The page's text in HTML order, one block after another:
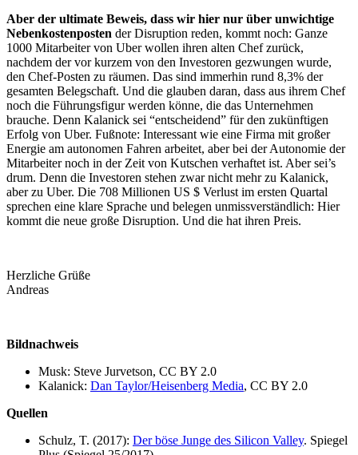
Aber der ultimate Beweis, dass wir hier nur über unwichtige
Nebenkostenposten der Disruption reden, kommt noch: Ganze
1000 Mitarbeiter von Uber wollen ihren alten Chef zurück,
nachdem der vor kurzem von den Investoren gezwungen wurde,
den Chef-Posten zu räumen. Das sind immerhin rund 8,3% der
gesamten Belegschaft. Und die glauben daran, dass aus ihrem Chef
noch die Führungsfigur werden könne, die das Unternehmen
brauche. Denn Kalanick sei “entscheidend” für den zukünftigen
Erfolg von Uber. Fußnote: Interessant wie eine Firma mit großer
Energie am autonomen Fahren arbeitet, aber bei der Autonomie der
Mitarbeiter noch in der Zeit von Kutschen verhaftet ist. Aber sei’s
drum. Denn die Investoren stehen zwar nicht mehr zu Kalanick,
aber zu Uber. Die 708 Millionen US $ Verlust im ersten Quartal
sprechen eine klare Sprache und belegen unmissverständlich: Hier
kommt die neue große Disruption. Und die hat ihren Preis.
Herzliche Grüße
Andreas
Bildnachweis
Musk: Steve Jurvetson, CC BY 2.0
Kalanick: Dan Taylor/Heisenberg Media, CC BY 2.0
Quellen
Schulz, T. (2017): Der böse Junge des Silicon Valley. Spiegel